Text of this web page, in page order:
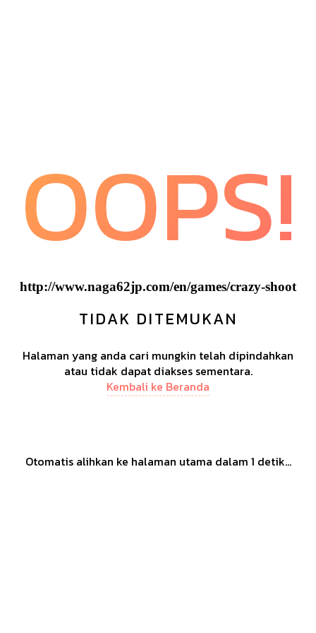
OOPS!
http://www.naga62jp.com/en/games/crazy-shoot
TIDAK DITEMUKAN
Halaman yang anda cari mungkin telah dipindahkan
atau tidak dapat diakses sementara.
Kembali ke Beranda
Otomatis alihkan ke halaman utama dalam 1 detik...